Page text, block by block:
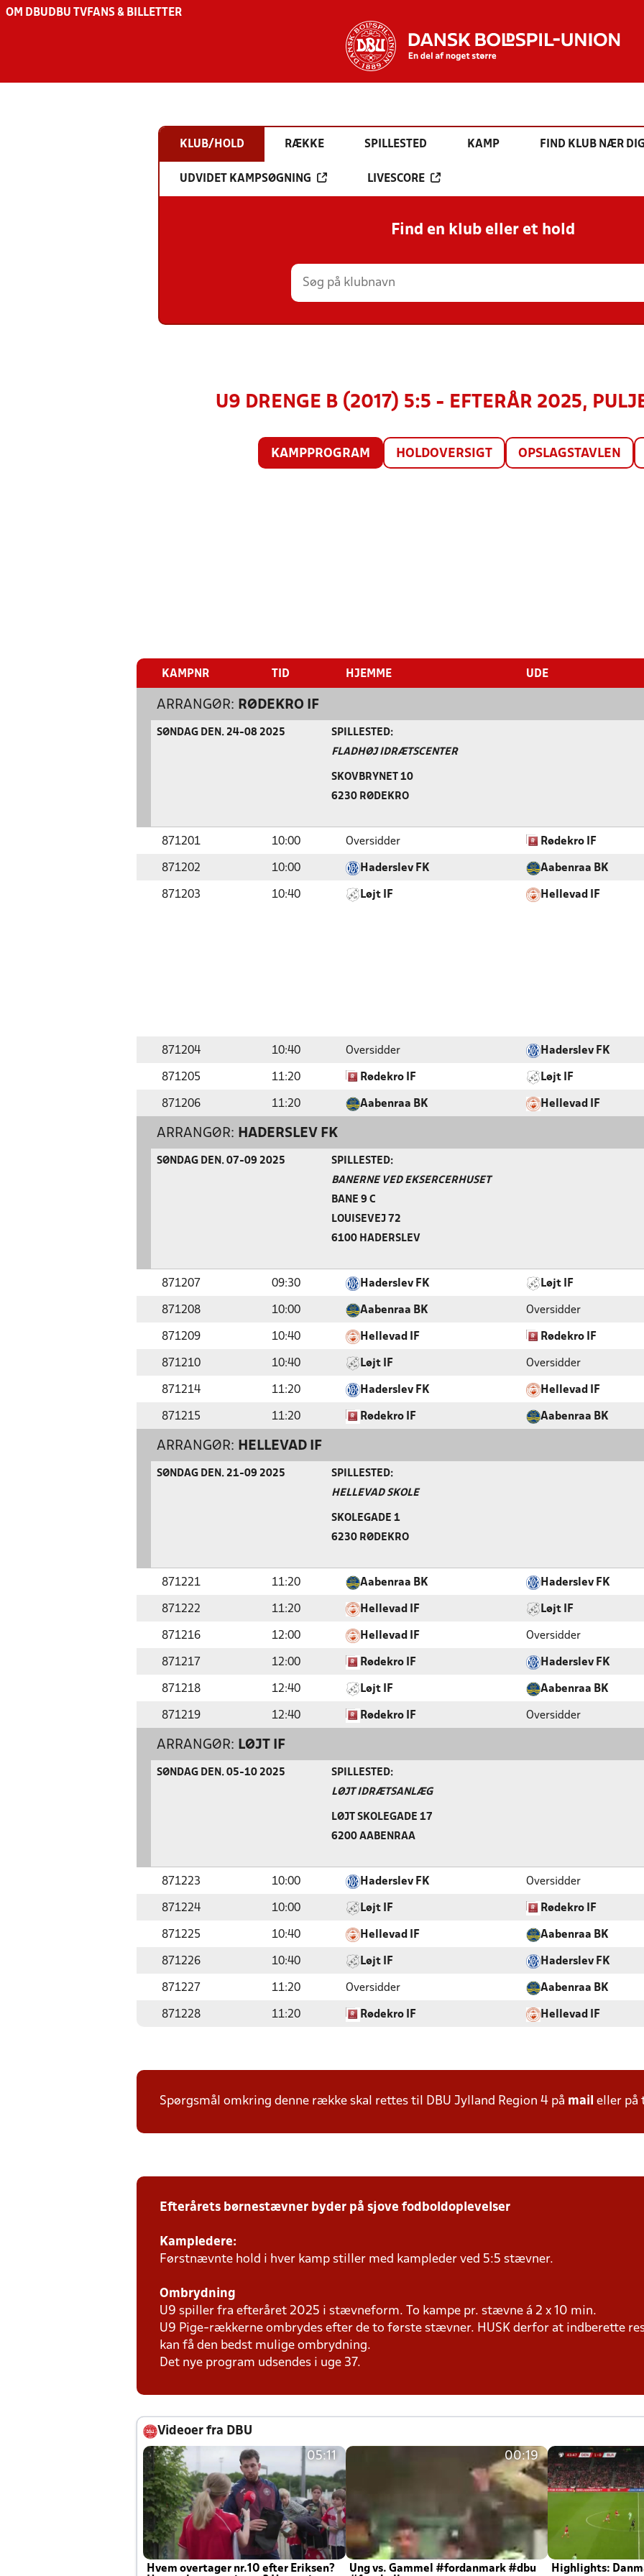
OM DBU DBU TV FANS & BILLETTER
KLUB/HOLD RÆKKE SPILLESTED KAMP FIND KLUB NÆR
UDVIDET KAMPSØGNING LIVESCORE
Find en klub eller et hold
U9 DRENGE B (2017) 5:5 - EFTERÅR 2025,
KAMPPROGRAM HOLDOVERSIGT OPSLAGSTAVLEN
KAMPNR TID HJEMME UDE
ARRANGØR: RØDEKRO IF
SØNDAG DEN. 24-08 2025 SPILLESTED:
FLADHØJ IDRÆTSCENTER
SKOVBRYNET 10
6230 RØDEKRO
871201 10:00 Oversidder Rødekro IF
871202 10:00 Haderslev FK Aabenraa BK
871203 10:40 Løjt IF Hellevad IF
871204 10:40 Oversidder Haderslev FK
871205 11:20 Rødekro IF Løjt IF
871206 11:20 Aabenraa BK Hellevad IF
ARRANGØR: HADERSLEV FK
SØNDAG DEN. 07-09 2025 SPILLESTED:
BANERNE VED EKSERCERHUSET
BANE 9 C
LOUISEVEJ 72
6100 HADERSLEV
871207 09:30 Haderslev FK Løjt IF
871208 10:00 Aabenraa BK Oversidder
871209 10:40 Hellevad IF Rødekro IF
871210 10:40 Løjt IF Oversidder
871214 11:20 Haderslev FK Hellevad IF
871215 11:20 Rødekro IF Aabenraa BK
ARRANGØR: HELLEVAD IF
SØNDAG DEN. 21-09 2025 SPILLESTED:
HELLEVAD SKOLE
SKOLEGADE 1
6230 RØDEKRO
871221 11:20 Aabenraa BK Haderslev FK
871222 11:20 Hellevad IF Løjt IF
871216 12:00 Hellevad IF Oversidder
871217 12:00 Rødekro IF Haderslev FK
871218 12:40 Løjt IF Aabenraa BK
871219 12:40 Rødekro IF Oversidder
ARRANGØR: LØJT IF
SØNDAG DEN. 05-10 2025 SPILLESTED:
LØJT IDRÆTSANLÆG
LØJT SKOLEGADE 17
6200 AABENRAA
871223 10:00 Haderslev FK Oversidder
871224 10:00 Løjt IF Rødekro IF
871225 10:40 Hellevad IF Aabenraa BK
871226 10:40 Løjt IF Haderslev FK
871227 11:20 Oversidder Aabenraa BK
871228 11:20 Rødekro IF Hellevad IF
Spørgsmål omkring denne række skal rettes til DBU Jylland Region 4 på mail eller
Efterårets børnestævner byder på sjove fodboldoplevelser
Kampledere:
Førstnævnte hold i hver kamp stiller med kampleder ved 5:5 stævner.
Ombrydning
U9 spiller fra efteråret 2025 i stævneform. To kampe pr. stævne á 2 x 10 min.
U9 Pige-rækkerne ombrydes efter de to første stævner. HUSK derfor at indberette
kan få den bedst mulige ombrydning.
Det nye program udsendes i uge 37.
Videoer fra DBU
05:11
Hvem overtager nr.10 efter Eriksen?
00:19
Ung vs. Gammel #fordanmark #dbu
Highlights: